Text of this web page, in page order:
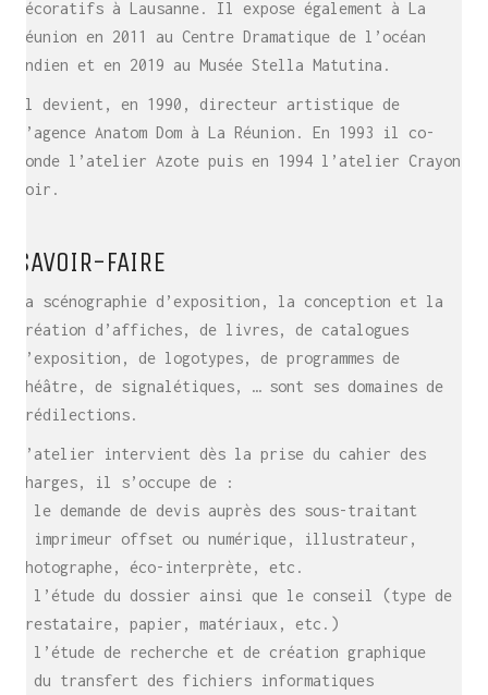
décoratifs à Lausanne. Il expose également à La
Réunion en 2011 au Centre Dramatique de l’océan
Indien et en 2019 au Musée Stella Matutina.
Il devient, en 1990, directeur artistique de
l’agence Anatom Dom à La Réunion. En 1993 il co-
fonde l’atelier Azote puis en 1994 l’atelier Crayon
noir.
SAVOIR-FAIRE
La scénographie d’exposition, la conception et la
création d’affiches, de livres, de catalogues
d’exposition, de logotypes, de programmes de
théâtre, de signalétiques, … sont ses domaines de
prédilections.
L’atelier intervient dès la prise du cahier des
charges, il s’occupe de :
– le demande de devis auprès des sous-traitant
– imprimeur offset ou numérique, illustrateur,
photographe, éco-interprète, etc.
– l’étude du dossier ainsi que le conseil (type de
prestataire, papier, matériaux, etc.)
– l’étude de recherche et de création graphique
– du transfert des fichiers informatiques